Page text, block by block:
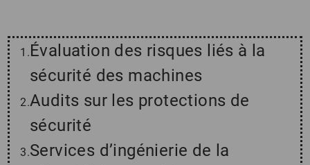
Évaluation des risques liés à la
sécurité des machines
Audits sur les protections de
sécurité
Services d’ingénierie de la